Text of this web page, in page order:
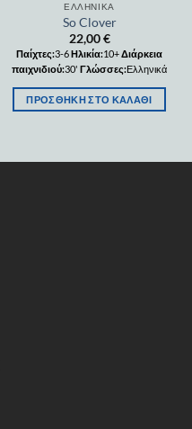
ΕΛΛΗΝΙΚΆ
So Clover
22,00€
Παίχτες:3-6Ηλικία:10+Διάρκεια
παιχνιδιού:30' Γλώσσες:Ελληνικά
ΠΡΟΣΘΉΚΗ ΣΤΟ ΚΑΛΆΘΙ